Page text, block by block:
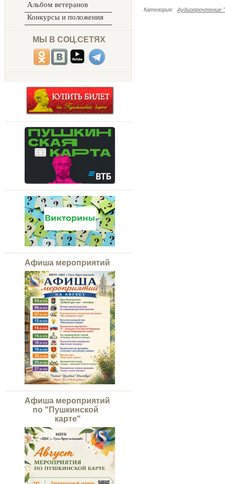
Альбом ветеранов
Конкурсы и положения
МЫ В СОЦ.СЕТЯХ
Афиша мероприятий
Афиша мероприятий
по "Пушкинской
карте"
Категория: Аудиопрочтение